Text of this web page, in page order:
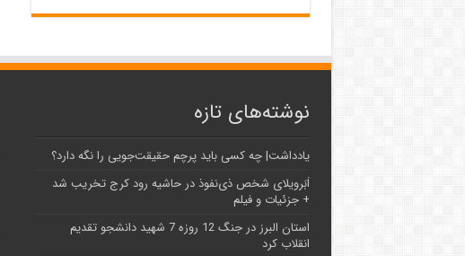
نوشته‌های تازه
یادداشت| ‌چه کسی باید پرچم حقیقت‌جویی را نگه دارد؟
اَبَر‌ویلای شخص ذی‌نفوذ در حاشیه‌ رود کرج تخریب شد
+ جزئیات و فیلم
استان البرز در جنگ 12 روزه 7 شهید دانشجو تقدیم
انقلاب کرد